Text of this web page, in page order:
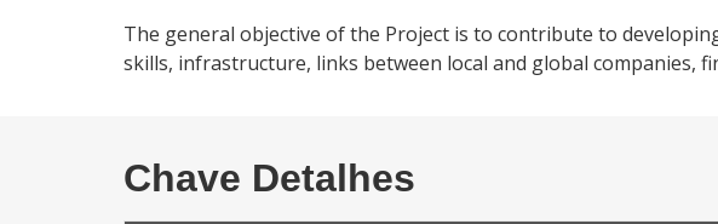
The general objective of the Project is to contribute to
skills, infrastructure, links between local and global companies,
Chave Detalhes